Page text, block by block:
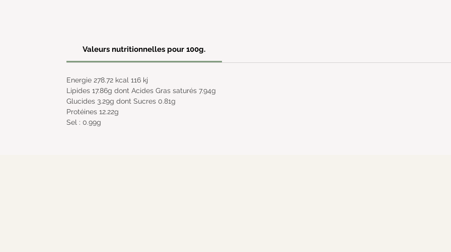
Valeurs nutritionnelles pour 100g.
Energie 278.72 kcal 116 kj
Lipides 17.86g dont Acides Gras saturés 7.94g
Glucides 3.29g dont Sucres 0.81g
Protéines 12.22g
Sel : 0.99g